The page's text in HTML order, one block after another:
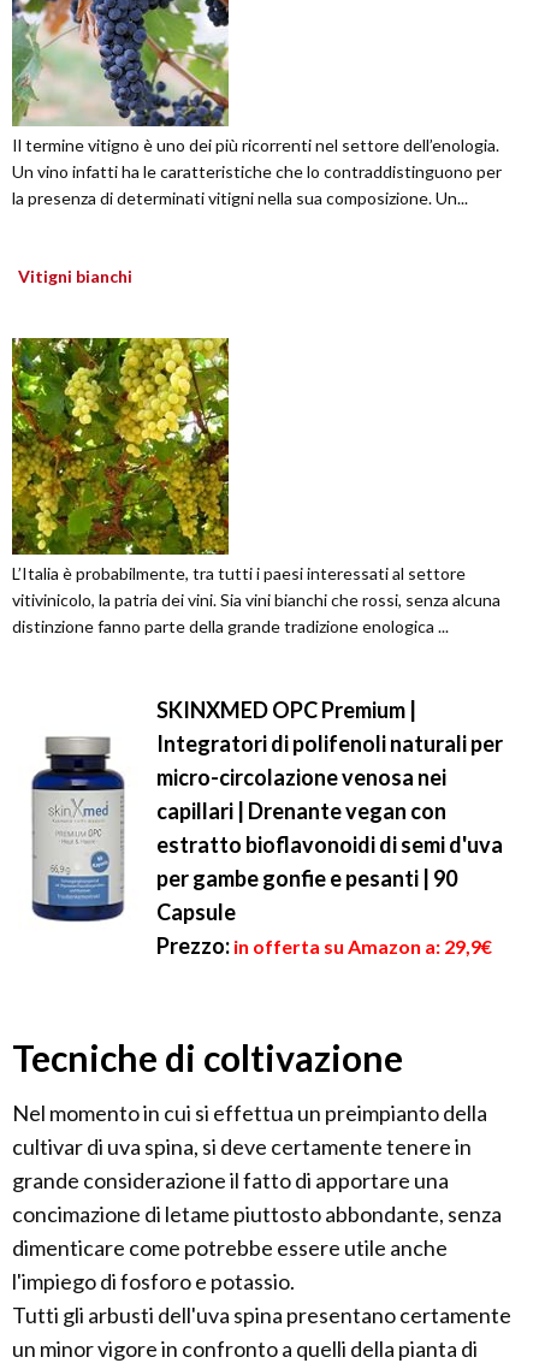
Il termine vitigno è uno dei più ricorrenti nel settore dell’enologia.
Un vino infatti ha le caratteristiche che lo contraddistinguono per
la presenza di determinati vitigni nella sua composizione. Un...
Vitigni bianchi
L’Italia è probabilmente, tra tutti i paesi interessati al settore
vitivinicolo, la patria dei vini. Sia vini bianchi che rossi, senza alcuna
distinzione fanno parte della grande tradizione enologica ...
SKINXMED OPC Premium |
Integratori di polifenoli naturali per
micro-circolazione venosa nei
capillari | Drenante vegan con
estratto bioflavonoidi di semi d'uva
per gambe gonfie e pesanti | 90
Capsule
Prezzo: in offerta su Amazon a: 29,9€
Tecniche di coltivazione
Nel momento in cui si effettua un preimpianto della
cultivar di uva spina, si deve certamente tenere in
grande considerazione il fatto di apportare una
concimazione di letame piuttosto abbondante, senza
dimenticare come potrebbe essere utile anche
l'impiego di fosforo e potassio.
Tutti gli arbusti dell'uva spina presentano certamente
un minor vigore in confronto a quelli della pianta di